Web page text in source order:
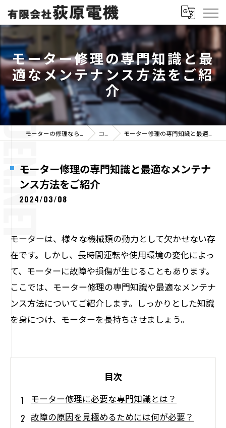
モーター修理の専門知識と最
適なメンテナンス方法をご紹
介
コラム モーター修理の専門知識と最適なメンテナンス方法をご紹介
モーター修理の専門知識と最適なメンテナ
ンス方法をご紹介
2024/03/08
モーターは、様々な機械類の動力として欠かせない存
在です。しかし、長時間運転や使用環境の変化によっ
て、モーターに故障や損傷が生じることもあります。
ここでは、モーター修理の専門知識や最適なメンテナ
ンス方法についてご紹介します。しっかりとした知識
を身につけ、モーターを長持ちさせましょう。
目次
モーター修理に必要な専門知識とは？
故障の原因を見極めるためには何が必要？